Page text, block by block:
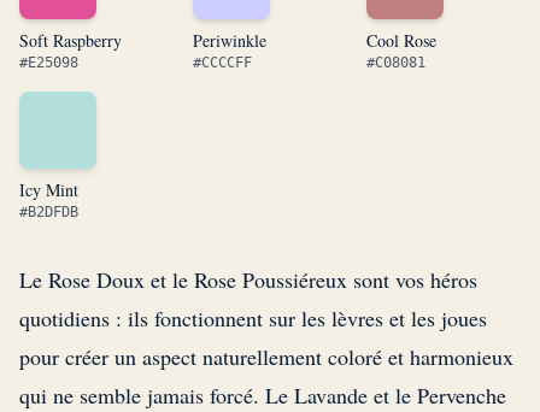
Soft Raspberry
#E25098
Periwinkle
#CCCCFF
Cool Rose
#C08081
Icy Mint
#B2DFDB
Le Rose Doux et le Rose Poussiéreux sont vos héros
quotidiens : ils fonctionnent sur les lèvres et les joues
pour créer un aspect naturellement coloré et harmonieux
qui ne semble jamais forcé. Le Lavande et le Pervenche